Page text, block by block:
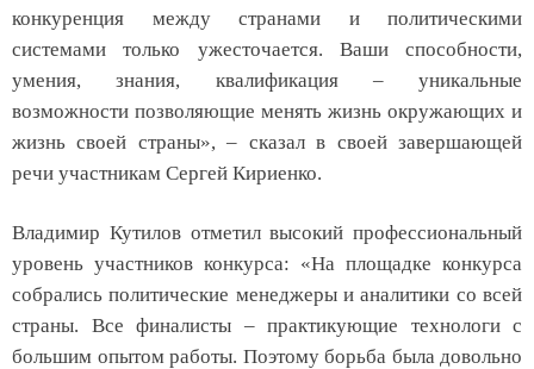
конкуренция между странами и политическими
системами только ужесточается. Ваши способности,
умения, знания, квалификация – уникальные
возможности позволяющие менять жизнь окружающих и
жизнь своей страны», – сказал в своей завершающей
речи участникам Сергей Кириенко.
Владимир Кутилов отметил высокий профессиональный
уровень участников конкурса: «На площадке конкурса
собрались политические менеджеры и аналитики со всей
страны. Все финалисты – практикующие технологи с
большим опытом работы. Поэтому борьба была довольно